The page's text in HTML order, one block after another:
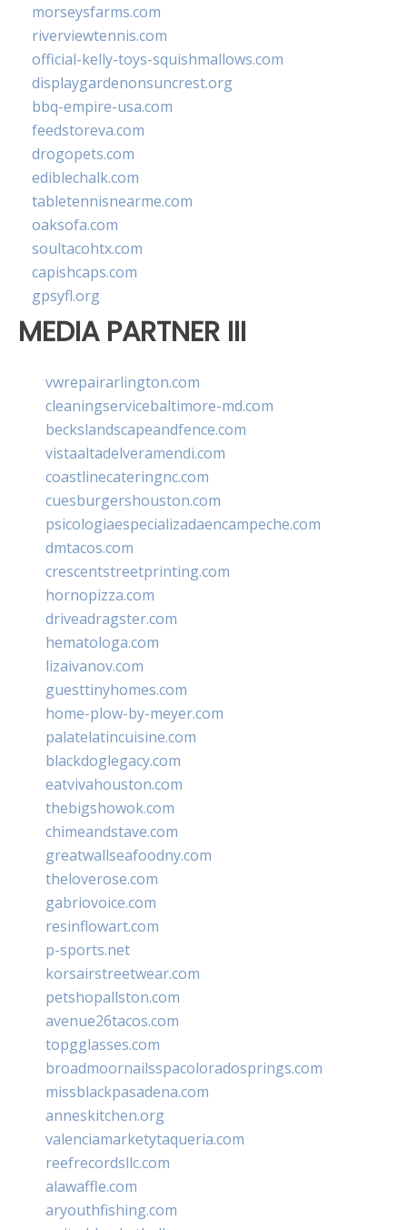
morseysfarms.com
riverviewtennis.com
official-kelly-toys-squishmallows.com
displaygardenonsuncrest.org
bbq-empire-usa.com
feedstoreva.com
drogopets.com
ediblechalk.com
tabletennisnearme.com
oaksofa.com
soultacohtx.com
capishcaps.com
gpsyfl.org
MEDIA PARTNER III
vwrepairarlington.com
cleaningservicebaltimore-md.com
beckslandscapeandfence.com
vistaaltadelveramendi.com
coastlinecateringnc.com
cuesburgershouston.com
psicologiaespecializadaencampeche.com
dmtacos.com
crescentstreetprinting.com
hornopizza.com
driveadragster.com
hematologa.com
lizaivanov.com
guesttinyhomes.com
home-plow-by-meyer.com
palatelatincuisine.com
blackdoglegacy.com
eatvivahouston.com
thebigshowok.com
chimeandstave.com
greatwallseafoodny.com
theloverose.com
gabriovoice.com
resinflowart.com
p-sports.net
korsairstreetwear.com
petshopallston.com
avenue26tacos.com
topgglasses.com
broadmoornailsspacoloradosprings.com
missblackpasadena.com
anneskitchen.org
valenciamarketytaqueria.com
reefrecordsllc.com
alawaffle.com
aryouthfishing.com